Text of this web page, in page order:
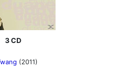
3 CD
(2011)